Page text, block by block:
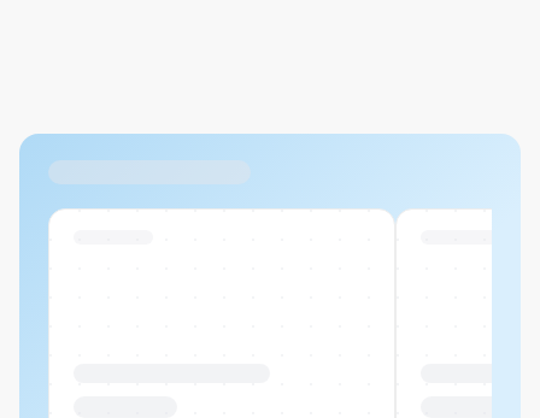
Ähnliche Produkte